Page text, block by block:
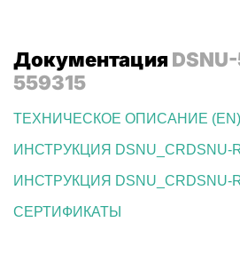
Документация
559315
ТЕХНИЧЕСКОЕ ОПИСАНИЕ (EN)
ИНСТРУКЦИЯ DSNU_CRDSNU-
ИНСТРУКЦИЯ DSNU_CRDSNU-
СЕРТИФИКАТЫ